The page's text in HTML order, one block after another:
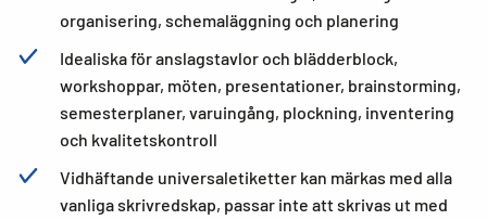
organisering, schemaläggning och planering
Idealiska för anslagstavlor och blädderblock,
workshoppar, möten, presentationer, brainstorming,
semesterplaner, varuingång, plockning, inventering
och kvalitetskontroll
Vidhäftande universaletiketter kan märkas med alla
vanliga skrivredskap, passar inte att skrivas ut med